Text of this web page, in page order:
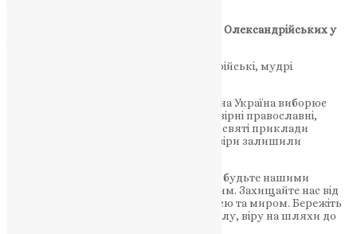
Молитва до святих Кирила та Афанасія Олександрійських у
О, святі Кириле та Афанасію Олександрійські, мудрі
В цей важкий час війни, коли наша рідна Україна виборює
право на свободу та незалежність, ми, вірні православні,
звертаємось до вас з благаннями. Ваші святі приклади
християнської мужності та відданості віри залишили
Молимо вас, святі Кириле та Афанасію, будьте нашими
посередниками перед Престолом Божим. Захищайте нас від
небезпек, наповнюйте наші серця надією та миром. Бережіть
наших захисників та направляйте їх силу, віру на шляхи до